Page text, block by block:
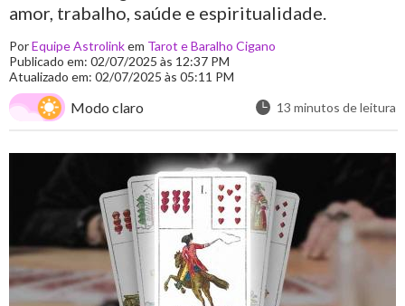
amor, trabalho, saúde e espiritualidade.
PorEquipe Astrolinkem Tarot e Baralho Cigano
Publicado em: 02/07/2025 às 12:37 PM
Atualizado em: 02/07/2025 às 05:11 PM
Modo claro 13 minutos de leitura